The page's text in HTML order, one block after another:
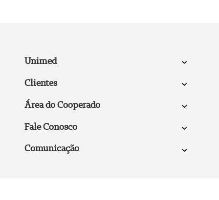
Unimed
Clientes
Área do Cooperado
Fale Conosco
Comunicação